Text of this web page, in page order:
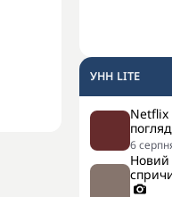
УНН LITE
Netflix
6
Новий